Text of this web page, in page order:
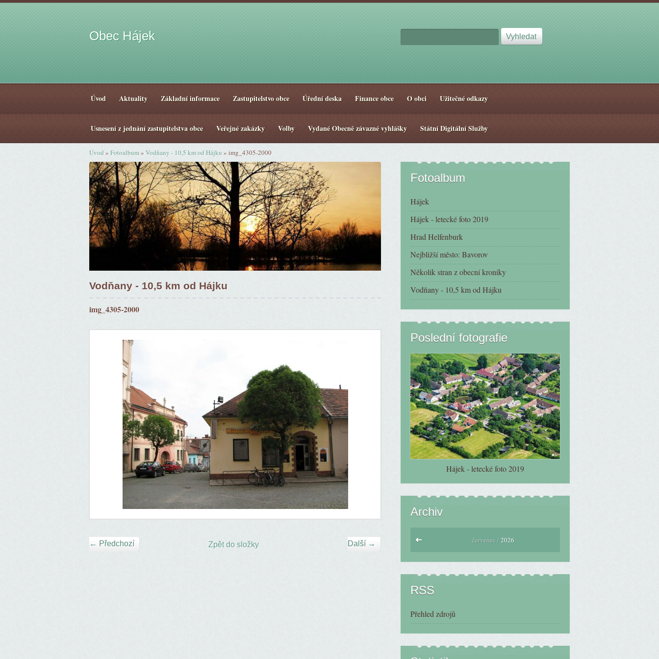
Obec Hájek
Úvod Aktuality Základní informace Zastupitelstvo obce Úřední deska Finance obce O obci Užitečné odkazy
Usnesení z jednání zastupitelstva obce Veřejné zakázky Volby Vydané Obecně závazné vyhlášky Státní Digitální Služby
Úvod » Fotoalbum» Vodňany - 10,5 km od Hájku » img_4305-2000
Vodňany - 10,5 km od Hájku
img_4305-2000
← Předchozí Další →
Zpět do složky
Fotoalbum
Hájek
Hájek - letecké foto 2019
Hrad Helfenburk
Nejbližší město: Bavorov
Několik stran z obecní kroniky
Vodňany - 10,5 km od Hájku
Poslední fotografie
Hájek - letecké foto 2019
Archiv
červenec /2026
RSS
Přehled zdrojů